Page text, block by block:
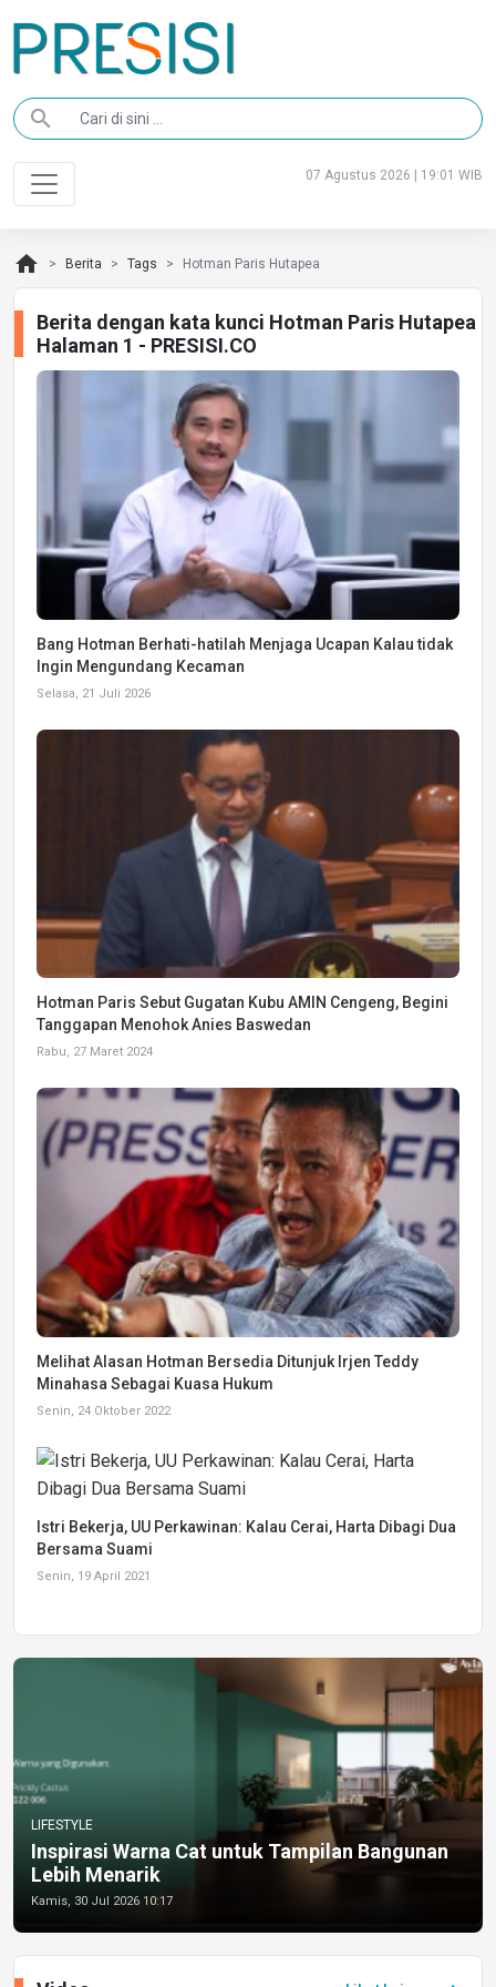
search
07 Agustus 2026 | 19:01 WIB
home Berita Tags Hotman Paris Hutapea
Berita dengan kata kunci Hotman Paris Hutapea
Halaman 1 - PRESISI.CO
Bang Hotman Berhati-hatilah Menjaga Ucapan Kalau tidak
Ingin Mengundang Kecaman
Selasa, 21 Juli 2026
Hotman Paris Sebut Gugatan Kubu AMIN Cengeng, Begini
Tanggapan Menohok Anies Baswedan
Rabu, 27 Maret 2024
Melihat Alasan Hotman Bersedia Ditunjuk Irjen Teddy
Minahasa Sebagai Kuasa Hukum
Senin, 24 Oktober 2022
Istri Bekerja, UU Perkawinan: Kalau Cerai, Harta Dibagi Dua
Bersama Suami
Senin, 19 April 2021
LIFESTYLE
Inspirasi Warna Cat untuk Tampilan Bangunan
Lebih Menarik
Kamis, 30 Jul 2026 10:17